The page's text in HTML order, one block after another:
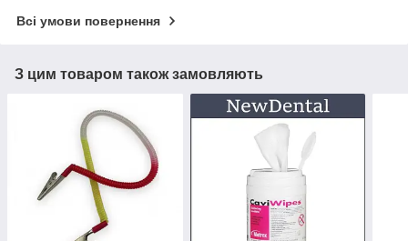
Всі умови повернення
З цим товаром також замовляють